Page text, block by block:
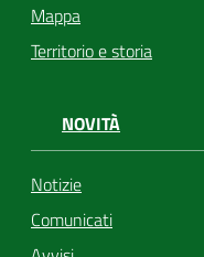
Mappa
Territorio e storia
NOVITÀ
Notizie
Comunicati